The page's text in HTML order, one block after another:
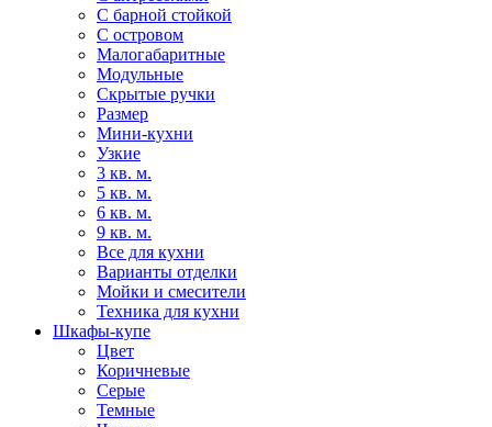
С барной стойкой
С островом
Малогабаритные
Модульные
Скрытые ручки
Размер
Мини-кухни
Узкие
3 кв. м.
5 кв. м.
6 кв. м.
9 кв. м.
Все для кухни
Варианты отделки
Мойки и смесители
Техника для кухни
Шкафы-купе
Цвет
Коричневые
Серые
Темные